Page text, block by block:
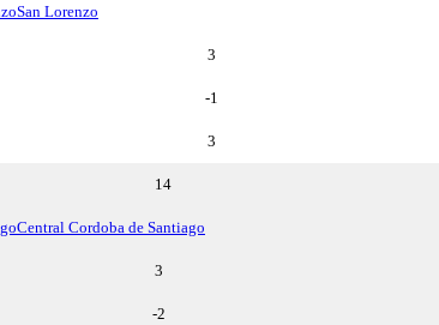
San Lorenzo
3
-1
3
14
Central Cordoba de Santiago
3
-2